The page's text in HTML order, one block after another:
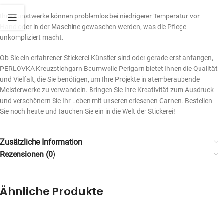
Ihre Kunstwerke können problemlos bei niedrigerer Temperatur von
Hand oder in der Maschine gewaschen werden, was die Pflege
unkompliziert macht.
Ob Sie ein erfahrener Stickerei-Künstler sind oder gerade erst anfangen,
PERLOVKA Kreuzstichgarn Baumwolle Perlgarn bietet Ihnen die Qualität
und Vielfalt, die Sie benötigen, um Ihre Projekte in atemberaubende
Meisterwerke zu verwandeln. Bringen Sie Ihre Kreativität zum Ausdruck
und verschönern Sie Ihr Leben mit unseren erlesenen Garnen. Bestellen
Sie noch heute und tauchen Sie ein in die Welt der Stickerei!
Zusätzliche Information
Rezensionen (0)
Ähnliche Produkte